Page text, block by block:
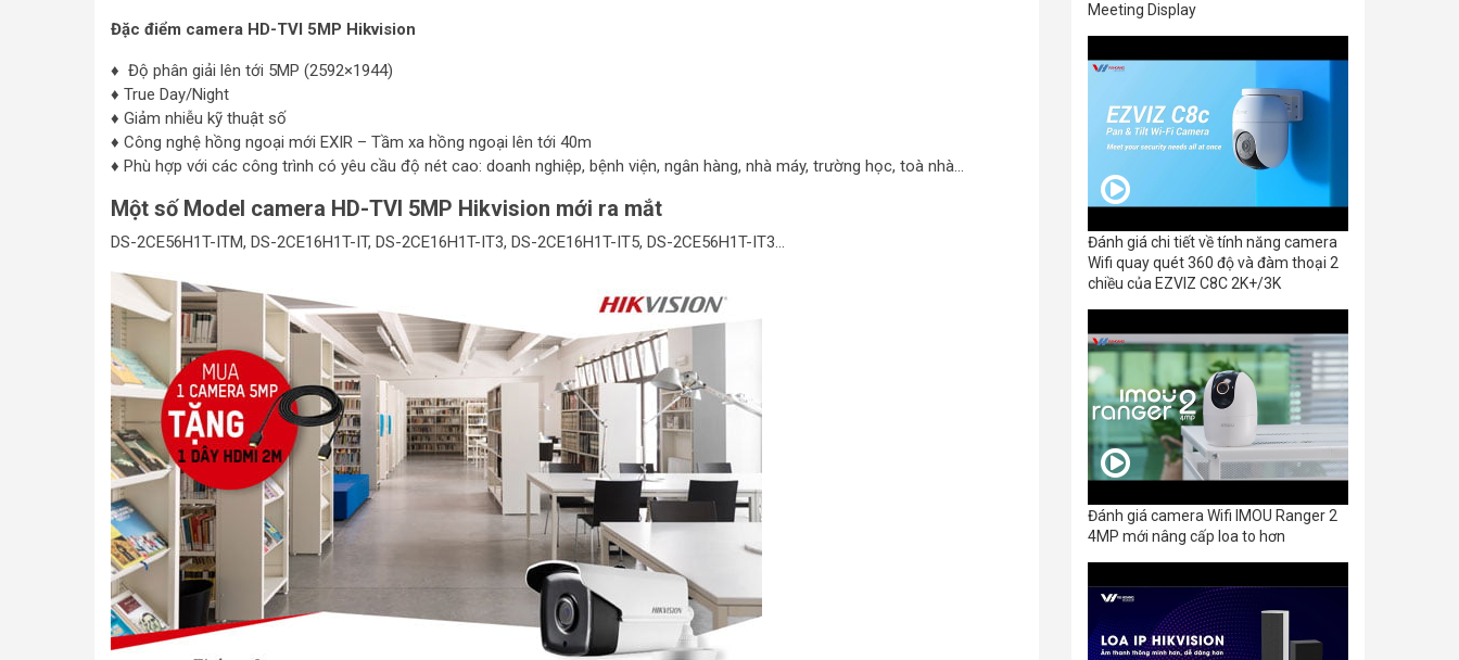
Đặc điểm camera HD-TVI 5MP Hikvision
♦ Độ phân giải lên tới 5MP (2592×1944)
♦ True Day/Night
♦ Giảm nhiễu kỹ thuật số
♦ Công nghệ hồng ngoại mới EXIR – Tầm xa hồng ngoại lên tới 40m
♦ Phù hợp với các công trình có yêu cầu độ nét cao: doanh nghiệp, bệnh viện, ngân hàng, nhà máy, trường học, toà nhà…
Một số Model camera HD-TVI 5MP Hikvision mới ra mắt
DS-2CE56H1T-ITM, DS-2CE16H1T-IT, DS-2CE16H1T-IT3, DS-2CE16H1T-IT5, DS-2CE56H1T-IT3…
Meeting Display
Đánh giá chi tiết về tính năng camera
Wifi quay quét 360 độ và đàm thoại 2
chiều của EZVIZ C8C 2K+/3K
Đánh giá camera Wifi IMOU Ranger 2
4MP mới nâng cấp loa to hơn